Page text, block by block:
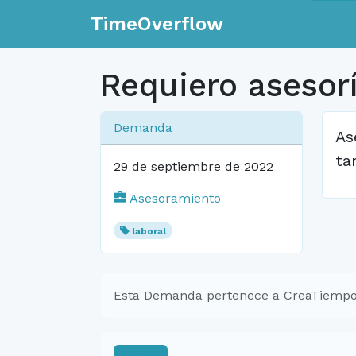
TimeOverflow
Requiero
Demanda
29 de septiembre de 2022
Asesoramiento
laboral
Esta Demanda pertenece a